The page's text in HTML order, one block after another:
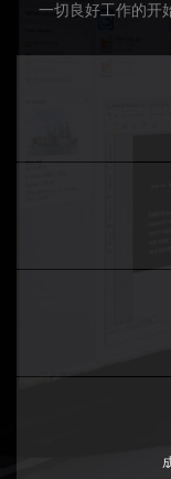
一切良好工作的开